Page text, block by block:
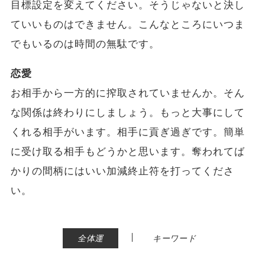
目標設定を変えてください。そうじゃないと決し
ていいものはできません。こんなところにいつま
でもいるのは時間の無駄です。
恋愛
お相手から一方的に搾取されていませんか。そん
な関係は終わりにしましょう。もっと大事にして
くれる相手がいます。相手に貢ぎ過ぎです。簡単
に受け取る相手もどうかと思います。奪われてば
かりの間柄にはいい加減終止符を打ってくださ
い。
全体運 | キーワード